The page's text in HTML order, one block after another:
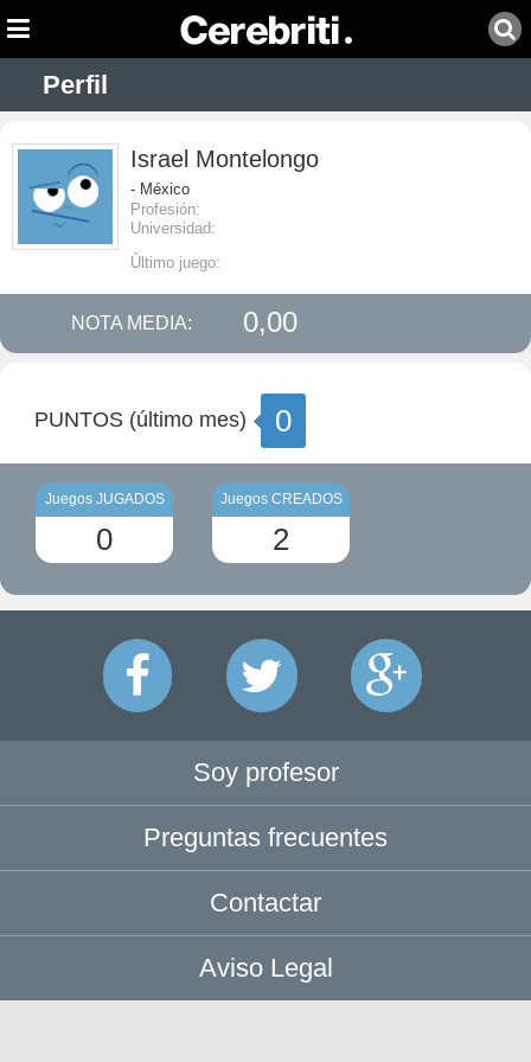
Perfil
Israel Montelongo
- México
Profesión:
Universidad:
Último juego:
NOTA MEDIA: 0,00
PUNTOS (último mes) 0
Juegos JUGADOS
0
Juegos CREADOS
2
Soy profesor
Preguntas frecuentes
Contactar
Aviso Legal